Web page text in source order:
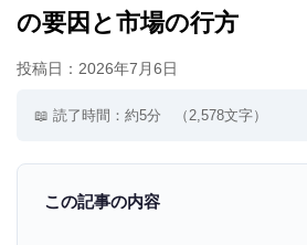
の要因と市場の行方
投稿日： 2026年7月6日
📖 読了時間：約5分 （2,578文字）
この記事の内容